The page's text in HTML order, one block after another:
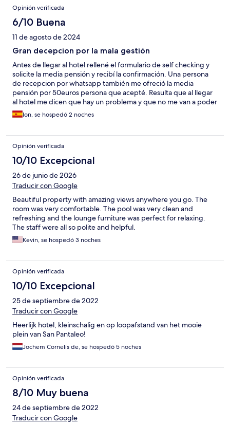
Opinión verificada
6/10 Buena
11 de agosto de 2024
Gran decepcion por la mala gestión
Antes de llegar al hotel rellené el formulario de self checking y
solicite la media pensión y recibí la confirmación. Una persona
de recepcion por whatsapp también me ofreció la media
pensión por 50euros persona que acepté. Resulta que al llegar
al hotel me dicen que hay un problema y que no me van a poder
dar la media pensión ya que el sabado noche tenian una fiesta
especial donde los precios eran mas caros (60 euros por
decepción y creo que es muy feo hacer ese tipo de cambios con
los clientes. Una pena.
Ion, se hospedó 2 noches
Opinión verificada
10/10 Excepcional
26 de junio de 2026
Traducir con Google
Beautiful property with amazing views anywhere you go. The
room was very comfortable. The pool was very clean and
refreshing and the lounge furniture was perfect for relaxing.
The staff were all so polite and helpful.
Kevin, se hospedó 3 noches
Opinión verificada
10/10 Excepcional
25 de septiembre de 2022
Traducir con Google
Heerlijk hotel, kleinschalig en op loopafstand van het mooie
plein van San Pantaleo!
Jochem Cornelis de, se hospedó 5 noches
Opinión verificada
8/10 Muy buena
24 de septiembre de 2022
Traducir con Google